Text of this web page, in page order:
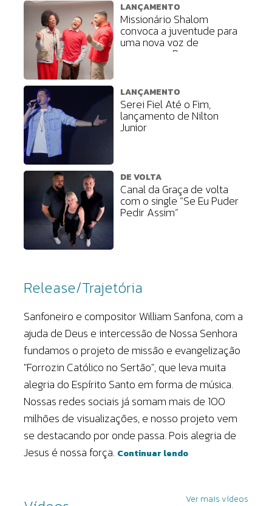
LANÇAMENTO
Missionário Shalom
convoca a juventude para
uma nova voz de
esperança, Ressoa
LANÇAMENTO
Serei Fiel Até o Fim,
lançamento de Nilton
Junior
DE VOLTA
Canal da Graça de volta
com o single “Se Eu Puder
Pedir Assim”
Release/Trajetória
Sanfoneiro e compositor William Sanfona, com a
ajuda de Deus e intercessão de Nossa Senhora
fundamos o projeto de missão e evangelização
"Forrozin Católico no Sertão", que leva muita
alegria do Espírito Santo em forma de música.
Nossas redes sociais já somam mais de 100
milhões de visualizações, e nosso projeto vem
se destacando por onde passa. Pois alegria de
Jesus é nossa força. Continuar lendo
Ver mais vídeos